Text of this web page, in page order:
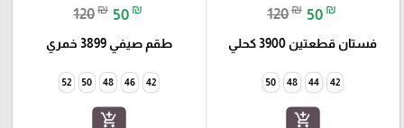
120₪ 50 ₪
فستان قطعتين 3900 كحلي
42
44
48
50
add_shopping_cart
120₪ 50 ₪
طقم صيفي 3899 خمري
42
46
48
50
52
add_shopping_cart